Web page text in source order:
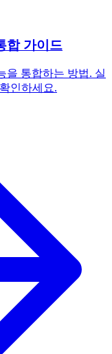
합 가이드
을 통합하는 방법. 실
인하세요.